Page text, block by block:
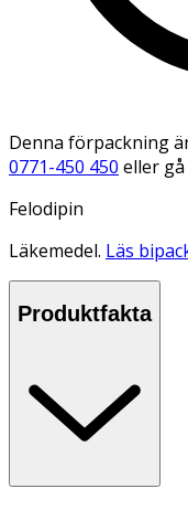
Denna förpackning
0771-450 450 eller
Felodipin
Läkemedel. Läs
Produktfakta